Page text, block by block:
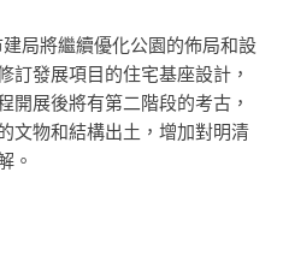
局將繼續優化公園的佈局和設
訂發展項目的住宅基座設計，
開展後將有第二階段的考古，
文物和結構出土，增加對明清
。